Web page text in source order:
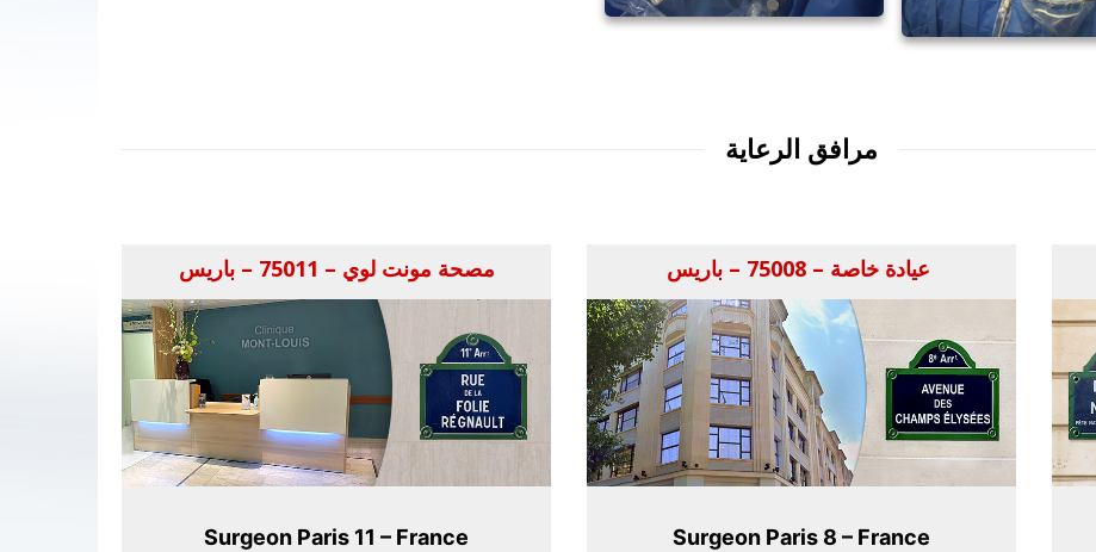
مرافق الرعاية
مصحة مونت لوي – 75011 – باريس
Surgeon Paris 11 – France
عيادة خاصة – 75008 – باريس
Surgeon Paris 8 – France